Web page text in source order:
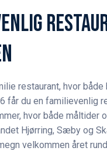
restaurant, hvor både
får du en familievenlig
hvor både måltider
Hjørring, Sæby og
velkommen året